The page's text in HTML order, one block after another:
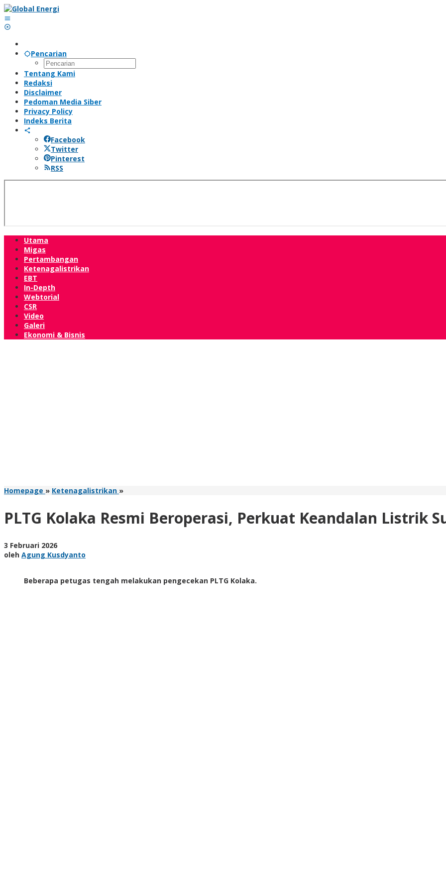
Lewati
ke
konten
Pencarian
Tentang Kami
Redaksi
Disclaimer
Pedoman Media Siber
Privacy Policy
Indeks Berita
Facebook
Twitter
Pinterest
RSS
Utama
Migas
Pertambangan
Ketenagalistrikan
EBT
In-Depth
Webtorial
CSR
Video
Galeri
Ekonomi & Bisnis
Homepage » Ketenagalistrikan »PLTG
Beroperasi,
PLTG Kolaka Resmi Beroperasi, Perkuat Keandalan Listrik
3 Februari 2026oleh
Agung
oleh Agung Kusdyanto
Beberapa petugas tengah melakukan pengecekan PLTG Kolaka.